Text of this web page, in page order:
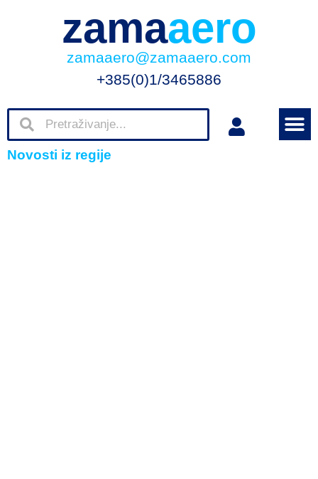
zamaaero
zamaaero@zamaaero.com
+385(0)1/3465886
Novosti iz regije